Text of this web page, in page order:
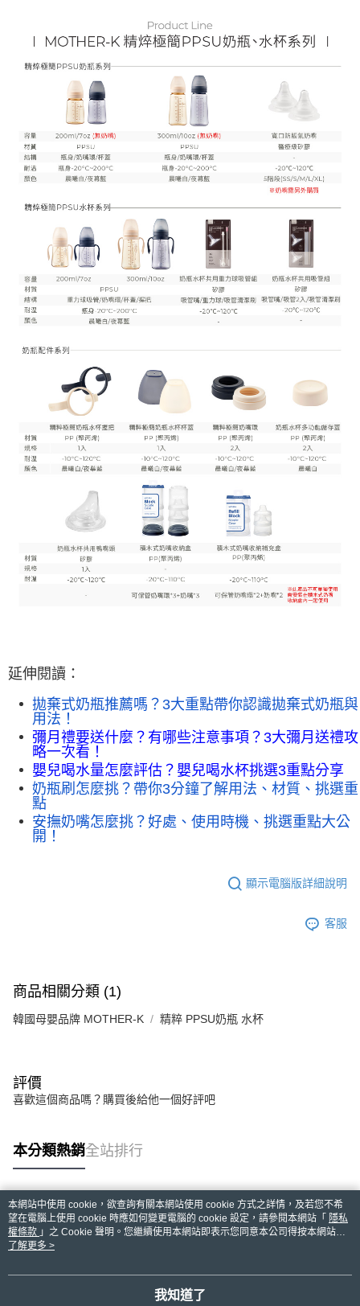
延伸閱讀：
拋棄式奶瓶推薦嗎？3大重點帶你認識拋棄式奶瓶與
用法！
彌月禮要送什麼？有哪些注意事項？3大彌月送禮攻
略一次看！
嬰兒喝水量怎麼評估？嬰兒喝水杯挑選3重點分享
奶瓶刷怎麼挑？帶你3分鐘了解用法、材質、挑選重
點
安撫奶嘴怎麼挑？好處、使用時機、挑選重點大公
開！
顯示電腦版詳細說明
客服
商品相關分類 (1)
韓國母嬰品牌 MOTHER-K 精粹 PPSU奶瓶 水杯
評價
喜歡這個商品嗎？購買後給他一個好評吧
本分類熱銷全站排行
熱門標籤
本網站中使用 cookie，欲查詢有關本網站使用 cookie 方式之詳情，及若您不希
望在電腦上使用 cookie 時應如何變更電腦的 cookie 設定，請參閱本網站「 隱私
權條款 」之 Cookie 聲明。您繼續使用本網站即表示您同意本公司得按本網站使
用條款之 Cookie 聲明使用 cookie。
了解更多 >
我知道了